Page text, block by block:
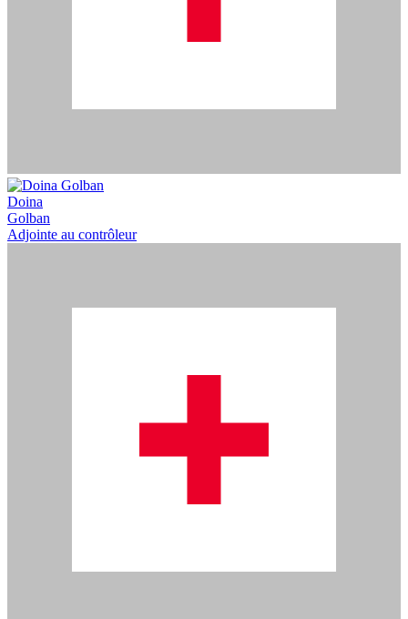
Doina
Golban
Adjointe au contrôleur